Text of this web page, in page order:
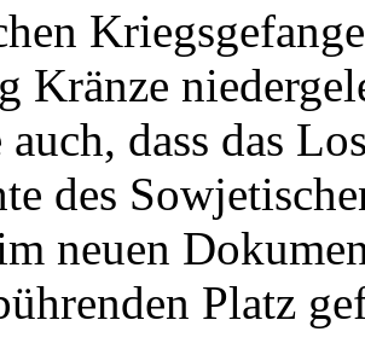
Kränze
dass das
des
neuen
Platz